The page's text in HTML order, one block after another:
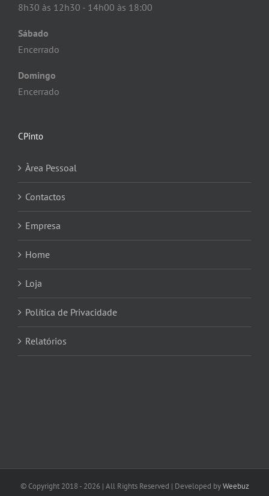
8h30 às 12h30 - 14h00 às 18:00
Sábado
Encerrado
Domingo
Encerrado
CPinto
Àrea Pessoal
Contactos
Empresa
Home
Loja
Política de Privacidade
Relatórios
© Copyright 2018 - 2026 | All Rights Reserved | Developed byWeebuz